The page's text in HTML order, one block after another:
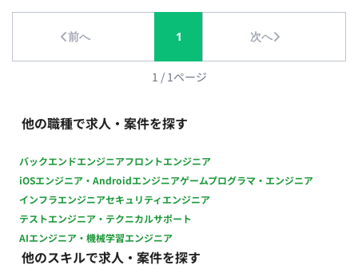
っている ■金額 ・相談可否 ※相談可能な条件も明記(尚可条件を
満たすことで相談可など)
前へ 1 次へ
1 / 1ページ
他の職種で求人・案件を探す
バックエンドエンジニアフロントエンジニア
iOSエンジニア・Androidエンジニアゲームプログラマ・エンジニア
インフラエンジニアセキュリティエンジニア
テストエンジニア・テクニカルサポート
AIエンジニア・機械学習エンジニア
他のスキルで求人・案件を探す